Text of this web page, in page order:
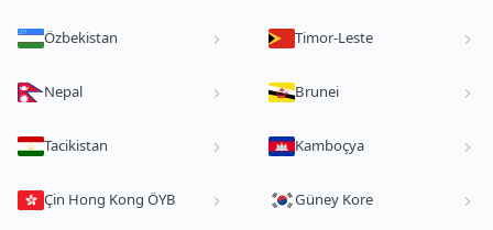
Özbekistan Timor-Leste
Nepal Brunei
Tacikistan Kamboçya
Çin Hong Kong ÖYB Güney Kore